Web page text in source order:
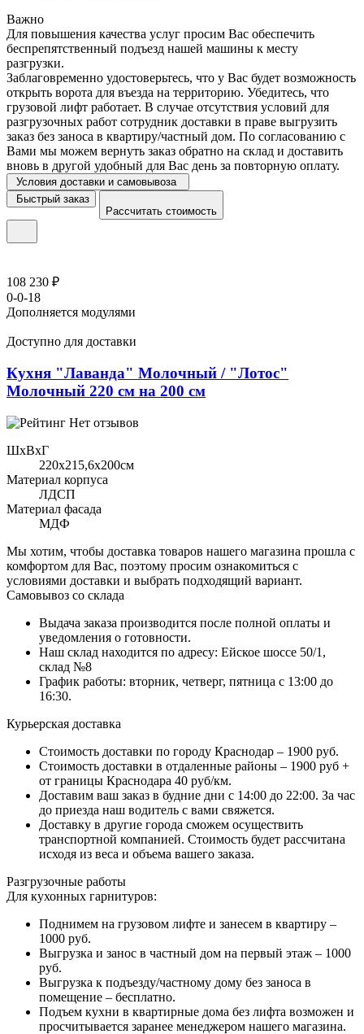
Важно
Для повышения качества услуг просим Вас обеспечить
беспрепятственный подъезд нашей машины к месту
разгрузки.
Заблаговременно удостоверьтесь, что у Вас будет возможность
открыть ворота для въезда на территорию. Убедитесь, что
грузовой лифт работает. В случае отсутствия условий для
разгрузочных работ сотрудник доставки в праве выгрузить
заказ без заноса в квартиру/частный дом. По согласованию с
Вами мы можем вернуть заказ обратно на склад и доставить
вновь в другой удобный для Вас день за повторную оплату.
Условия доставки и самовывоза
Быстрый заказ
Рассчитать стоимость
108 230 ₽
0-0-18
Дополняется модулями
Доступно для доставки
Кухня "Лаванда" Молочный / "Лотос"
Молочный 220 см на 200 см
Нет отзывов
ШхВхГ
220x215,6х200см
Материал корпуса
ЛДСП
Материал фасада
МДФ
Мы хотим, чтобы доставка товаров нашего магазина прошла с
комфортом для Вас, поэтому просим ознакомиться с
условиями доставки и выбрать подходящий вариант.
Самовывоз со склада
Выдача заказа производится после полной оплаты и
уведомления о готовности.
Наш склад находится по адресу: Ейское шоссе 50/1,
склад №8
График работы: вторник, четверг, пятница с 13:00 до
16:30.
Курьерская доставка
Стоимость доставки по городу Краснодар – 1900 руб.
Стоимость доставки в отдаленные районы – 1900 руб +
от границы Краснодара 40 руб/км.
Доставим ваш заказ в будние дни с 14:00 до 22:00. За час
до приезда наш водитель с вами свяжется.
Доставку в другие города сможем осуществить
транспортной компанией. Стоимость будет рассчитана
исходя из веса и объема вашего заказа.
Разгрузочные работы
Для кухонных гарнитуров:
Поднимем на грузовом лифте и занесем в квартиру –
1000 руб.
Выгрузка и занос в частный дом на первый этаж – 1000
руб.
Выгрузка к подъезду/частному дому без заноса в
помещение – бесплатно.
Подъем кухни в квартирные дома без лифта возможен и
просчитывается заранее менеджером нашего магазина.